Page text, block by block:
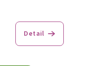
Detail